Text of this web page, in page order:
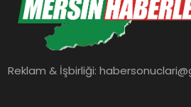
Reklam & İşbirliği: